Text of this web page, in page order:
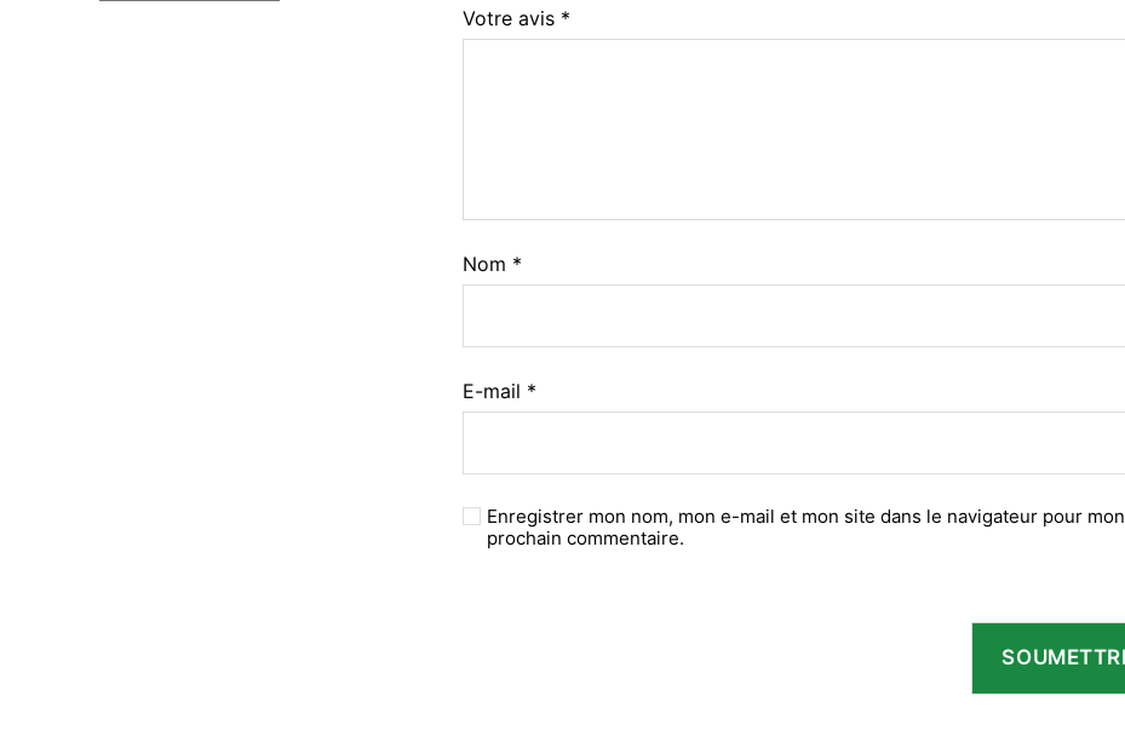
Votre avis *
Nom *
E-mail *
Enregistrer mon nom, mon e-mail et mon site dans le navigateur pour mon
prochain commentaire.